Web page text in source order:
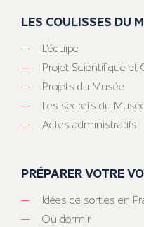
LES COULISSES DU
L’équipe
Projet Scientifique et
Projets du Musée
Les secrets du
Actes administratifs
PRÉPARER VOTRE
Idées de sorties en
Où dormir